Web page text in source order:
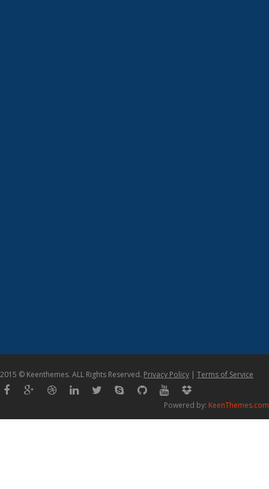
2015 © Keenthemes. ALL Rights Reserved. Privacy Policy | Terms of Service
Powered by: KeenThemes.com